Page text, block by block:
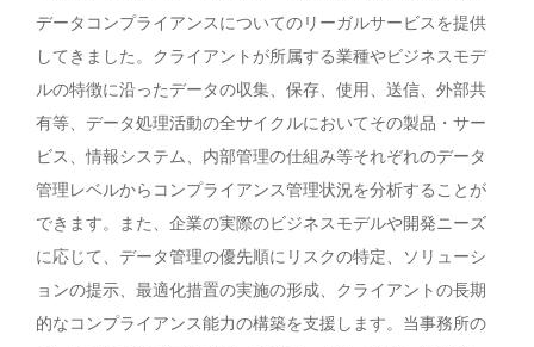
データコンプライアンスについてのリーガルサービスを提供
してきました。クライアントが所属する業種やビジネスモデ
ルの特徴に沿ったデータの収集、保存、使用、送信、外部共
有等、データ処理活動の全サイクルにおいてその製品・サー
ビス、情報システム、内部管理の仕組み等それぞれのデータ
管理レベルからコンプライアンス管理状況を分析することが
できます。また、企業の実際のビジネスモデルや開発ニーズ
に応じて、データ管理の優先順にリスクの特定、ソリューシ
ョンの提示、最適化措置の実施の形成、クライアントの長期
的なコンプライアンス能力の構築を支援します。当事務所の